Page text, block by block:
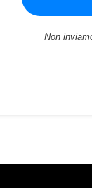
Non